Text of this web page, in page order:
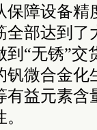
障设备精
部达到了
“无锈”交
微合金化
有益元素含